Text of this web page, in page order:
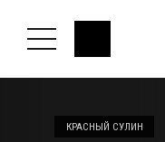
КРАСНЫЙ СУЛИН